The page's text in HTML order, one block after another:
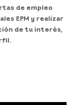
de empleo
EPM y realizar
de tu interés,